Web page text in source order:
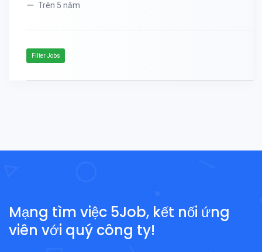
Trên 5 năm
Filter Jobs
Mạng tìm việc 5Job, kết nối ứng
viên với quý công ty!